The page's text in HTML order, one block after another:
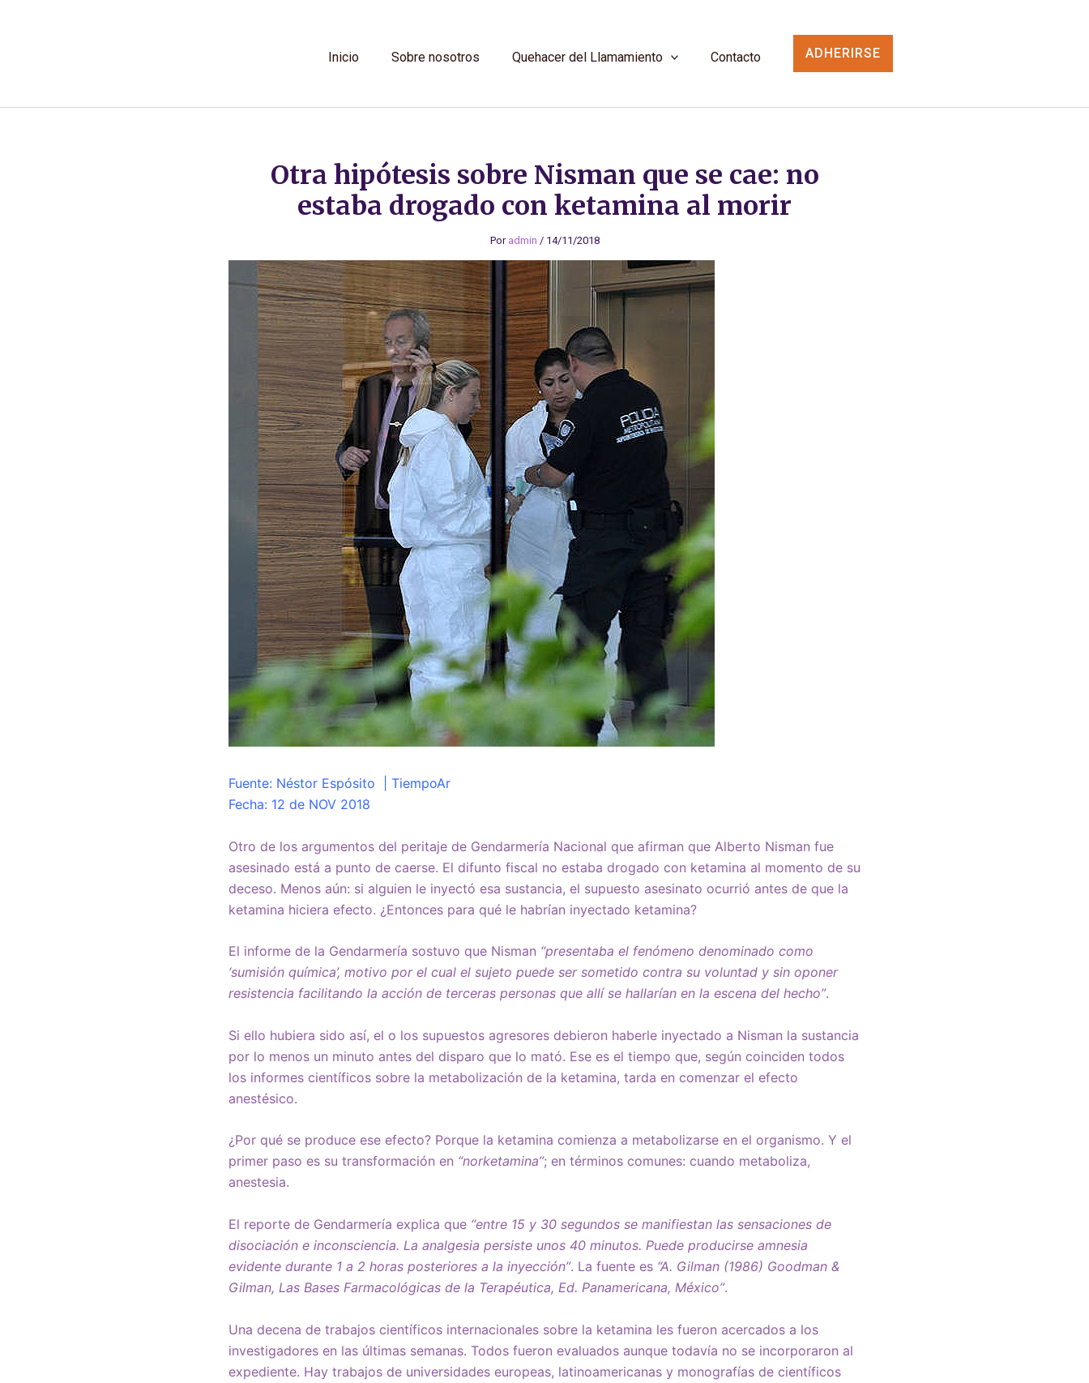
Inicio Sobre nosotros Quehacer del Llamamiento Contacto ADHERIRSE
Otra hipótesis sobre Nisman que se cae: no
estaba drogado con ketamina al morir
Por admin / 14/11/2018
Fuente: Néstor Espósito | TiempoAr
Fecha: 12 de NOV 2018
Otro de los argumentos del peritaje de Gendarmería Nacional que afirman que Alberto Nisman fue
asesinado está a punto de caerse. El difunto fiscal no estaba drogado con ketamina al momento de su
deceso. Menos aún: si alguien le inyectó esa sustancia, el supuesto asesinato ocurrió antes de que la
ketamina hiciera efecto. ¿Entonces para qué le habrían inyectado ketamina?
El informe de la Gendarmería sostuvo que Nisman “presentaba el fenómeno denominado como
‘sumisión química’, motivo por el cual el sujeto puede ser sometido contra su voluntad y sin oponer
resistencia facilitando la acción de terceras personas que allí se hallarían en la escena del hecho”.
Si ello hubiera sido así, el o los supuestos agresores debieron haberle inyectado a Nisman la sustancia
por lo menos un minuto antes del disparo que lo mató. Ese es el tiempo que, según coinciden todos
los informes científicos sobre la metabolización de la ketamina, tarda en comenzar el efecto
anestésico.
¿Por qué se produce ese efecto? Porque la ketamina comienza a metabolizarse en el organismo. Y el
primer paso es su transformación en “norketamina”; en términos comunes: cuando metaboliza,
anestesia.
El reporte de Gendarmería explica que “entre 15 y 30 segundos se manifiestan las sensaciones de
disociación e inconsciencia. La analgesia persiste unos 40 minutos. Puede producirse amnesia
evidente durante 1 a 2 horas posteriores a la inyección”. La fuente es “A. Gilman (1986) Goodman &
Gilman, Las Bases Farmacológicas de la Terapéutica, Ed. Panamericana, México”.
Una decena de trabajos científicos internacionales sobre la ketamina les fueron acercados a los
investigadores en las últimas semanas. Todos fueron evaluados aunque todavía no se incorporaron al
expediente. Hay trabajos de universidades europeas, latinoamericanas y monografías de científicos